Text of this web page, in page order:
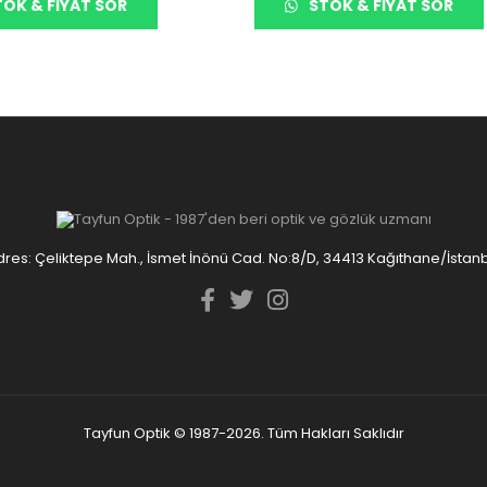
& FIYAT SOR STOK & FIYAT SOR
Çeliktepe Mah., İsmet İnönü Cad. No:8/D, 34413 Kağıthane/
Tayfun Optik © 1987-2026. Tüm Hakları Saklıdır